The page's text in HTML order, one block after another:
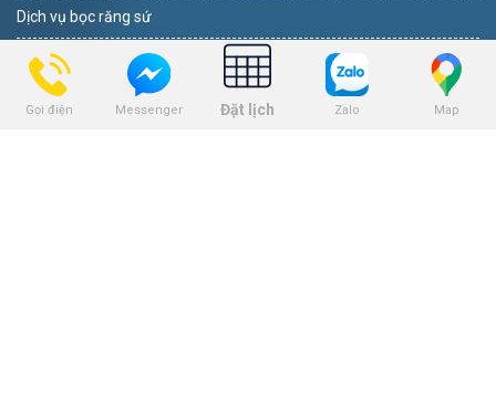
Gọi điện Messenger Đặt lịch Zalo Map
Dịch vụ bọc răng sứ
Dịch vụ tẩy trắng răng
Dịch vụ trám răng